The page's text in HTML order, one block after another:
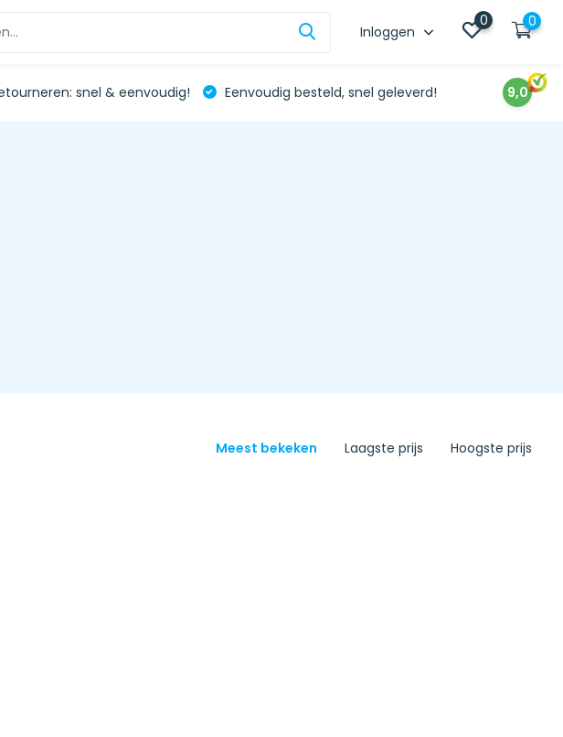
Inloggen
0 0
snel & eenvoudig! Eenvoudig besteld, snel geleverd! 9,0
Meest bekeken Laagste prijs Hoogste prijs